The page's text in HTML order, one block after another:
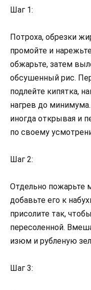
Шаг 1:
Потроха, обрезки
промойте и
обжарьте, затем
обсушенный рис.
подлейте кипятка,
нагрев до
иногда открывая и
по своему
Шаг 2:
Отдельно пожарьте
добавьте его к
присолите так,
пересоленной.
изюм и рубленую
Шаг 3: